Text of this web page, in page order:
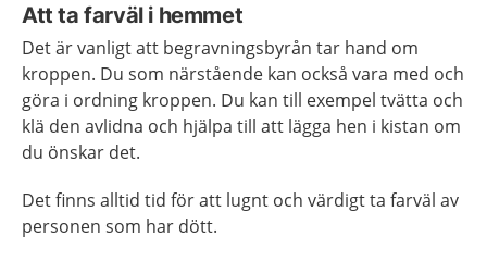
Att ta farväl i hemmet
Det är vanligt att begravningsbyrån tar hand om
kroppen. Du som närstående kan också vara med och
göra i ordning kroppen. Du kan till exempel tvätta och
klä den avlidna och hjälpa till att lägga hen i kistan om
du önskar det.
Det finns alltid tid för att lugnt och värdigt ta farväl av
personen som har dött.